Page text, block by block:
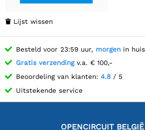
 Lijst wissen
Besteld voor 23:59 uur, morgen in huis
Gratis verzendingv.a. € 100,-
Beoordeling van klanten: 4.8 / 5
Uitstekende service
OPENCIRCUIT BELGIË